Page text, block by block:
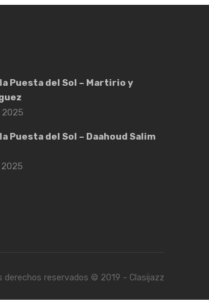
Puesta del Sol – Martirio y
Puesta del Sol – Daahoud Salim
derechos reservados © 2019 - Clasijazz